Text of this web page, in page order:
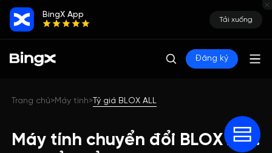
BingX App
Tải xuống
Đăng ký
Trang chủ>Máy tính>Tỷ giá BLOX ALL
Máy tính chuyển đổi BLOX ALL: